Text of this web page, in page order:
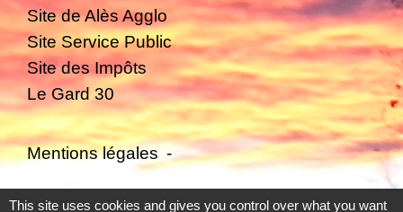
Site de Alès Agglo
Site Service Public
Site des Impôts
Le Gard 30
Mentions légales -
Politique de confidentialité - Accessibilité -
This site uses cookies and gives you control over what you want